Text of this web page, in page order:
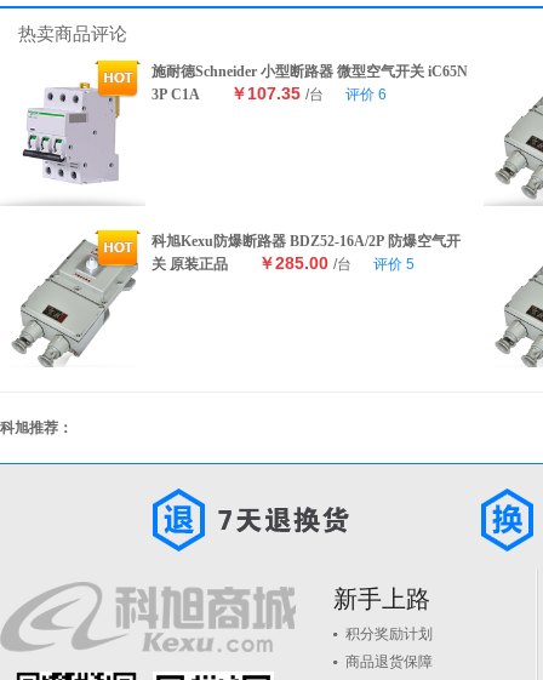
热卖商品评论
施耐德Schneider 小型断路器 微型空气开关 iC65N
3P C1A
￥107.35 /台 评价 6
科旭Kexu防爆断路器 BDZ52-16A/2P 防爆空气开
关 原装正品
￥285.00 /台 评价 5
科旭推荐：
新手上路
积分奖励计划
商品退货保障